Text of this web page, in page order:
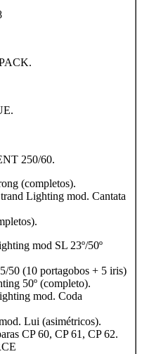
250/60.
(completos).
Lighting mod. Cantata
mod SL 23º/50º
50 (10 portagobos + 5 iris)
50º (completo).
mod. Coda
Lui (asimétricos).
CP 60, CP 61, CP 62.